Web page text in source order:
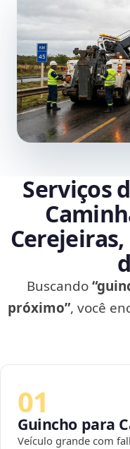
Serviços
Cerejeiras,
Buscando
próximo”, você
01
Guincho para
Veículo grande com